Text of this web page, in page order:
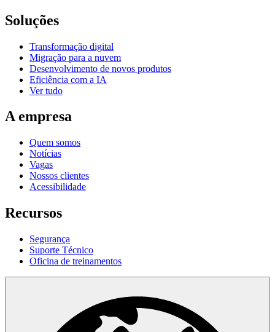
Soluções
Transformação digital
Migração para a nuvem
Desenvolvimento de novos produtos
Eficiência com a IA
Ver tudo
A empresa
Quem somos
Notícias
Vagas
Nossos clientes
Acessibilidade
Recursos
Segurança
Suporte Técnico
Oficina de treinamentos